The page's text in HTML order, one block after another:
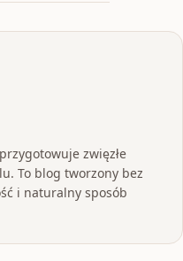
zwięzłe
To blog tworzony bez
i naturalny sposób